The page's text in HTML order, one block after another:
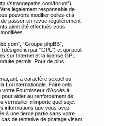
strangepaths.com/forum”),
légalement responsable de
pouvons modifier celles-ci à
passer en revue régulièrement
aient été effectués vous
“Groupe phpBB”,
(désigné ici par “GPL”) et qui peut
sur Internet et la license GPL
permis. Pour de plus
à caractère sexuel ou
Loi Internationale. Faire cela
votre Fournisseur d’Accès à
pour aider au renforcement de
verrouiller n’importe quel sujet
informations que vous avez
à une tierce partie sans votre
de tentative de piratage visant